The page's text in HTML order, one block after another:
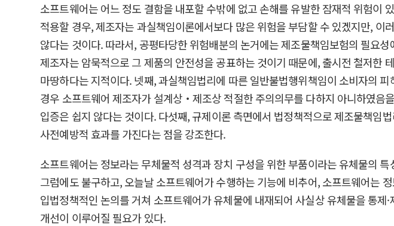
소프트웨어는 어느 정도 결함을 내포할 수밖에 없고 손해를 유발한 잠재적 위험이
적용할 경우, 제조자는 과실책임이론에서보다 많은 위험을 부담할 수 있겠지만,
않다는 것이다. 따라서, 공평타당한 위험배분의 논거에는 제조물책임보험의 필요
제조자는 암묵적으로 그 제품의 안전성을 공표하는 것이기 때문에, 출시전 철저한
마땅하다는 지적이다. 넷째, 과실책임법리에 따른 일반불법행위책임이 소비자의
경우 소프트웨어 제조자가 설계상‧제조상 적절한 주의의무를 다하지 아니하였음
입증은 쉽지 않다는 것이다. 다섯째, 규제이론 측면에서 법정책적으로 제조물책임
사전예방적 효과를 가진다는 점을 강조한다.
소프트웨어는 정보라는 무체물적 성격과 장치 구성을 위한 부품이라는 유체물의
그럼에도 불구하고, 오늘날 소프트웨어가 수행하는 기능에 비추어, 소프트웨어는
입법정책적인 논의를 거쳐 소프트웨어가 유체물에 내재되어 사실상 유체물을 통
개선이 이루어질 필요가 있다.